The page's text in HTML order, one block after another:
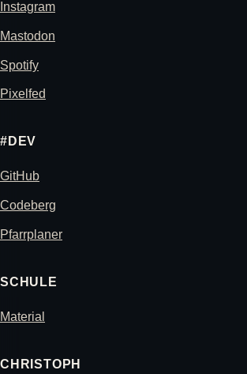
Instagram
Mastodon
Spotify
Pixelfed
#DEV
GitHub
Codeberg
Pfarrplaner
SCHULE
Material
CHRISTOPH